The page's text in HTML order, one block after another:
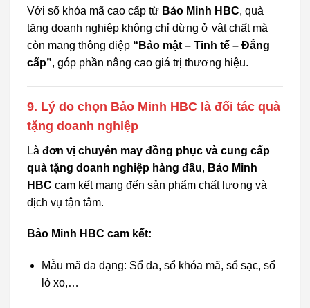
Với sổ khóa mã cao cấp từ Bảo Minh HBC, quà
tặng doanh nghiệp không chỉ dừng ở vật chất mà
còn mang thông điệp “Bảo mật – Tinh tế – Đẳng
cấp”, góp phần nâng cao giá trị thương hiệu.
9. Lý do chọn Bảo Minh HBC là đối tác quà
tặng doanh nghiệp
Là đơn vị chuyên may đồng phục và cung cấp
quà tặng doanh nghiệp hàng đầu, Bảo Minh
HBC cam kết mang đến sản phẩm chất lượng và
dịch vụ tận tâm.
Bảo Minh HBC cam kết:
Mẫu mã đa dạng: Sổ da, sổ khóa mã, sổ sạc, sổ
lò xo,…